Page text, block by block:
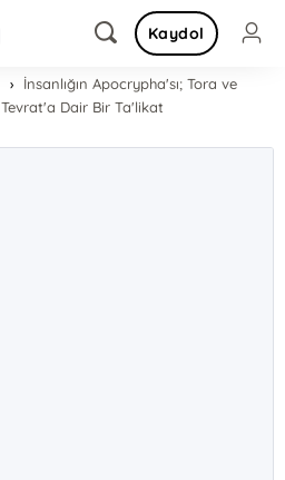
Kaydol
İnsanlığın Apocrypha'sı; Tora ve
Tevrat'a Dair Bir Ta'likat